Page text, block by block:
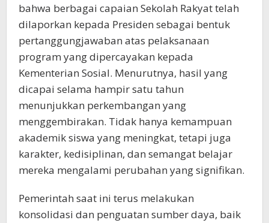
bahwa berbagai capaian Sekolah Rakyat telah
dilaporkan kepada Presiden sebagai bentuk
pertanggungjawaban atas pelaksanaan
program yang dipercayakan kepada
Kementerian Sosial. Menurutnya, hasil yang
dicapai selama hampir satu tahun
menunjukkan perkembangan yang
menggembirakan. Tidak hanya kemampuan
akademik siswa yang meningkat, tetapi juga
karakter, kedisiplinan, dan semangat belajar
mereka mengalami perubahan yang signifikan.
Pemerintah saat ini terus melakukan
konsolidasi dan penguatan sumber daya, baik